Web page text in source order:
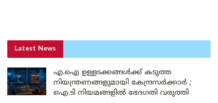
Latest News
എ.ഐ ഉള്ളടക്കങ്ങൾക്ക് കടുത്ത
നിയന്ത്രണങ്ങളുമായി കേന്ദ്രസർക്കാർ ;
ഐ.ടി നിയമങ്ങളിൽ ഭേദഗതി വരുത്തി